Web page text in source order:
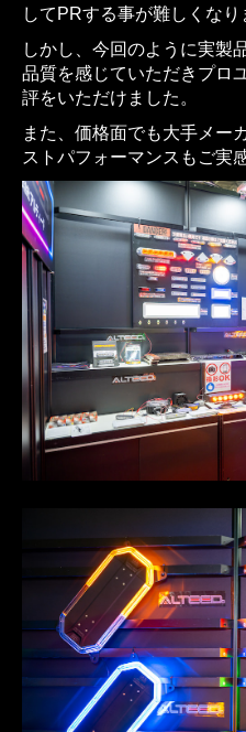
してPRする事が難しくなり
しかし、今回のように実製
品質を感じていただきプロ
評をいただけました。
また、価格面でも大手メー
ストパフォーマンスもご実